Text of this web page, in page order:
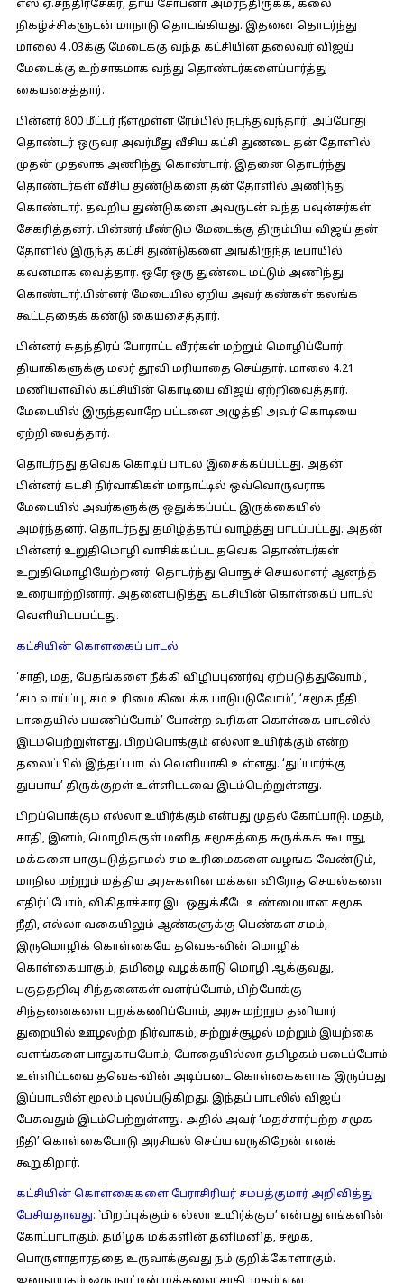
எஸ்.ஏ.சந்திரசேகர், தாய் சோபனா அமர்ந்திருக்க, கலை
நிகழ்ச்சிகளுடன் மாநாடு தொடங்கியது. இதனை தொடர்ந்து
மாலை 4 .03க்கு மேடைக்கு வந்த கட்சியின் தலைவர் விஜய்
மேடைக்கு உற்சாகமாக வந்து தொண்டர்களைப்பார்த்து
கையசைத்தார்.
பின்னர் 800 மீட்டர் நீளமுள்ள ரேம்பில் நடந்துவந்தார். அப்போது
தொண்டர் ஒருவர் அவர்மீது வீசிய கட்சி துண்டை தன் தோளில்
முதன் முதலாக அணிந்து கொண்டார். இதனை தொடர்ந்து
தொண்டர்கள் வீசிய துண்டுகளை தன் தோளில் அணிந்து
கொண்டார். தவறிய துண்டுகளை அவருடன் வந்த பவுன்சர்கள்
சேகரித்தனர். பின்னர் மீண்டும் மேடைக்கு திரும்பிய விஜய் தன்
தோளில் இருந்த கட்சி துண்டுகளை அங்கிருந்த டீபாயில்
கவனமாக வைத்தார். ஒரே ஒரு துண்டை மட்டும் அணிந்து
கொண்டார்.பின்னர் மேடையில் ஏறிய அவர் கண்கள் கலங்க
கூட்டத்தைக் கண்டு கையசைத்தார்.
பின்னர் சுதந்திரப் போராட்ட வீரர்கள் மற்றும் மொழிப்போர்
தியாகிகளுக்கு மலர் தூவி மரியாதை செய்தார். மாலை 4.21
மணியளவில் கட்சியின் கொடியை விஜய் ஏற்றிவைத்தார்.
மேடையில் இருந்தவாறே பட்டனை அழுத்தி அவர் கொடியை
ஏற்றி வைத்தார்.
தொடர்ந்து தவெக கொடிப் பாடல் இசைக்கப்பட்டது. அதன்
பின்னர் கட்சி நிர்வாகிகள் மாநாட்டில் ஒவ்வொருவராக
மேடையில் அவர்களுக்கு ஒதுக்கப்பட்ட இருக்கையில்
அமர்ந்தனர். தொடர்ந்து தமிழ்த்தாய் வாழ்த்து பாடப்பட்டது. அதன்
பின்னர் உறுதிமொழி வாசிக்கப்பட தவெக தொண்டர்கள்
உறுதிமொழியேற்றனர். தொடர்ந்து பொதுச் செயலாளர் ஆனந்த்
உரையாற்றினார். அதனையடுத்து கட்சியின் கொள்கைப் பாடல்
வெளியிடப்பட்டது.
கட்சியின் கொள்கைப் பாடல்
‘சாதி, மத, பேதங்களை நீக்கி விழிப்புணர்வு ஏற்படுத்துவோம்’,
‘சம வாய்ப்பு, சம உரிமை கிடைக்க பாடுபடுவோம்’, ‘சமூக நீதி
பாதையில் பயணிப்போம்’ போன்ற வரிகள் கொள்கை பாடலில்
இடம்பெற்றுள்ளது. பிறப்பொக்கும் எல்லா உயிர்க்கும் என்ற
தலைப்பில் இந்தப் பாடல் வெளியாகி உள்ளது. ‘துப்பார்க்கு
துப்பாய’ திருக்குறள் உள்ளிட்டவை இடம்பெற்றுள்ளது.
பிறப்பொக்கும் எல்லா உயிர்க்கும் என்பது முதல் கோட்பாடு. மதம்,
சாதி, இனம், மொழிக்குள் மனித சமூகத்தை சுருக்கக் கூடாது,
மக்களை பாகுபடுத்தாமல் சம உரிமைகளை வழங்க வேண்டும்,
மாநில மற்றும் மத்திய அரசுகளின் மக்கள் விரோத செயல்களை
எதிர்ப்போம், விகிதாச்சார இட ஒதுக்கீடே உண்மையான சமூக
நீதி, எல்லா வகையிலும் ஆண்களுக்கு பெண்கள் சமம்,
இருமொழிக் கொள்கையே தவெக-வின் மொழிக்
கொள்கையாகும், தமிழை வழக்காடு மொழி ஆக்குவது,
பகுத்தறிவு சிந்தனைகள் வளர்ப்போம், பிற்போக்கு
சிந்தனைகளை புறக்கணிப்போம், அரசு மற்றும் தனியார்
துறையில் ஊழலற்ற நிர்வாகம், சுற்றுச்சூழல் மற்றும் இயற்கை
வளங்களை பாதுகாப்போம், போதையில்லா தமிழகம் படைப்போம்
உள்ளிட்டவை தவெக-வின் அடிப்படை கொள்கைகளாக இருப்பது
இப்பாடலின் மூலம் புலப்படுகிறது. இந்தப் பாடலில் விஜய்
பேசுவதும் இடம்பெற்றுள்ளது. அதில் அவர் ‘மதச்சார்பற்ற சமூக
நீதி’ கொள்கையோடு அரசியல் செய்ய வருகிறேன் எனக்
கூறுகிறார்.
கட்சியின் கொள்கைகளை பேராசிரியர் சம்பத்குமார் அறிவித்து
பேசியதாவது: `பிறப்புக்கும் எல்லா உயிர்க்கும்’ என்பது எங்களின்
கோட்பாடாகும். தமிழக மக்களின் தனிமனித, சமூக,
பொருளாதாரத்தை உருவாக்குவது நம் குறிக்கோளாகும்.